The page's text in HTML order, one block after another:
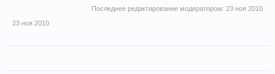
Последнее редактирование модератором: 23 ноя 2010
23 ноя 2010